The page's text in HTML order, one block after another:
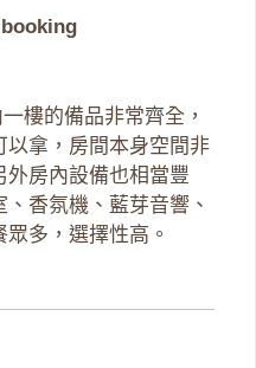
booking
樓的備品非常齊全，
拿，房間本身空間非
外房內設備也相當豐
香氛機、藍芽音響、
多，選擇性高。